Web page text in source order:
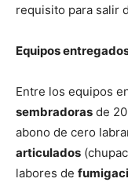
requisito para salir
Equipos
Entre los equipos
sembradoras de
abono de cero
articulados
labores de